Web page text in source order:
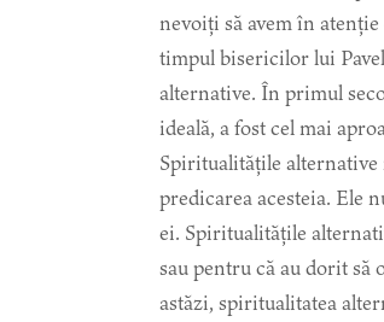
nevoiți să avem în
timpul bisericilor lui
alternative. În primul
ideală, a fost cel mai
Spiritualitățile
predicarea acesteia. Ele
ei. Spiritualitățile
sau pentru că au dorit să
astăzi, spiritualitatea